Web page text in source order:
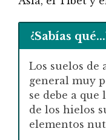
¿Sabías
Los suelos de
general muy
se debe a que
de los hielos
elementos